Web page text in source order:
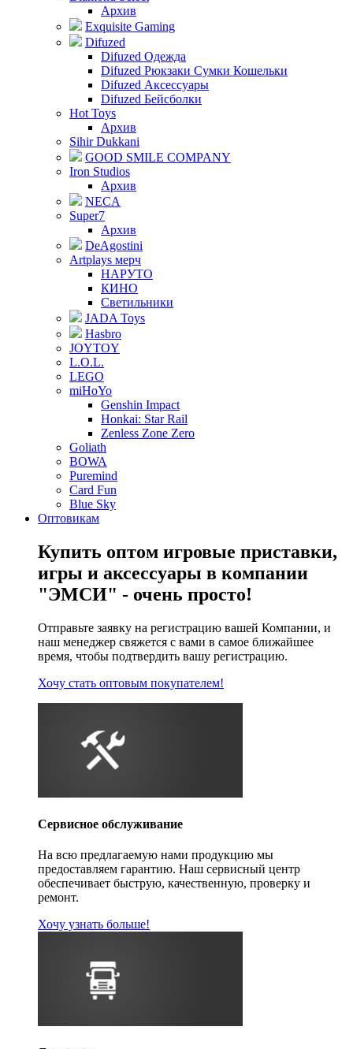
Архив
Exquisite Gaming
Difuzed
Difuzed Одежда
Difuzed Рюкзаки Сумки Кошельки
Difuzed Аксессуары
Difuzed Бейсболки
Hot Toys
Архив
Sihir Dukkani
GOOD SMILE COMPANY
Iron Studios
Архив
NECA
Super7
Архив
DeAgostini
Artplays мерч
НАРУТО
КИНО
Светильники
JADA Toys
Hasbro
JOYTOY
L.O.L.
LEGO
miHoYo
Genshin Impact
Honkai: Star Rail
Zenless Zone Zero
Goliath
BOWA
Puremind
Card Fun
Blue Sky
Оптовикам
Купить оптом игровые приставки,
игры и аксессуары в компании
"ЭМСИ" - очень просто!
Отправьте заявку на регистрацию вашей Компании, и
наш менеджер свяжется с вами в самое ближайшее
время, чтобы подтвердить вашу регистрацию.
Хочу стать оптовым покупателем!
Сервисное обслуживание
На всю предлагаемую нами продукцию мы
предоставляем гарантию. Наш сервисный центр
обеспечивает быструю, качественную, проверку и
ремонт.
Хочу узнать больше!